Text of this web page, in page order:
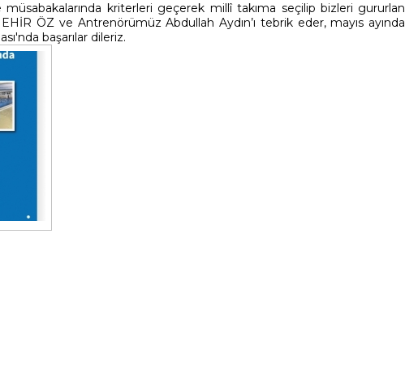
kriterleri geçerek millî takıma seçilip bizleri
ÖZ ve Antrenörümüz Abdullah Aydın’ı tebrik eder, mayıs
başarılar dileriz.